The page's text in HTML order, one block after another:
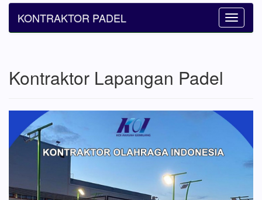
Toggle
KONTRAKTOR PADEL
Kontraktor Lapangan Padel